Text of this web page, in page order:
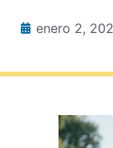
enero 2,